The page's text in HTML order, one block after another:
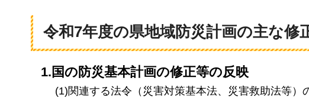
令和7年度の県地域防災計画の主な修
1.国の防災基本計画の修正等の反映
(1)関連する法令（災害対策基本法、災害救助法等）